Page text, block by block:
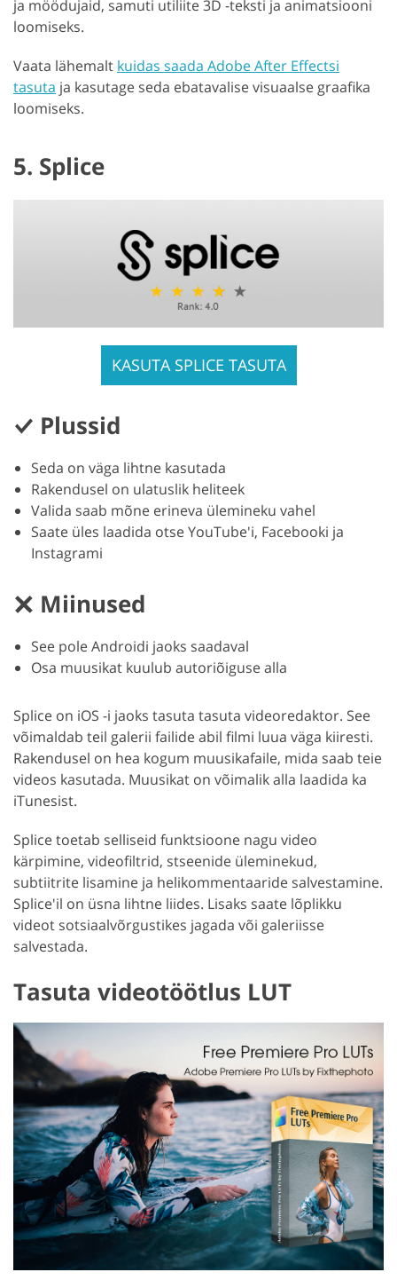
ja möödujaid, samuti utiliite 3D -teksti ja animatsiooni
loomiseks.
Vaata lähemalt kuidas saada Adobe After Effectsi
tasuta ja kasutage seda ebatavalise visuaalse graafika
loomiseks.
5. Splice
KASUTA SPLICE TASUTA
Plussid
Seda on väga lihtne kasutada
Rakendusel on ulatuslik heliteek
Valida saab mõne erineva ülemineku vahel
Saate üles laadida otse YouTube'i, Facebooki ja
Instagrami
Miinused
See pole Androidi jaoks saadaval
Osa muusikat kuulub autoriõiguse alla
Splice on iOS -i jaoks tasuta tasuta videoredaktor. See
võimaldab teil galerii failide abil filmi luua väga kiiresti.
Rakendusel on hea kogum muusikafaile, mida saab teie
videos kasutada. Muusikat on võimalik alla laadida ka
iTunesist.
Splice toetab selliseid funktsioone nagu video
kärpimine, videofiltrid, stseenide üleminekud,
subtiitrite lisamine ja helikommentaaride salvestamine.
Splice'il on üsna lihtne liides. Lisaks saate lõplikku
videot sotsiaalvõrgustikes jagada või galeriisse
salvestada.
Tasuta videotöötlus LUT